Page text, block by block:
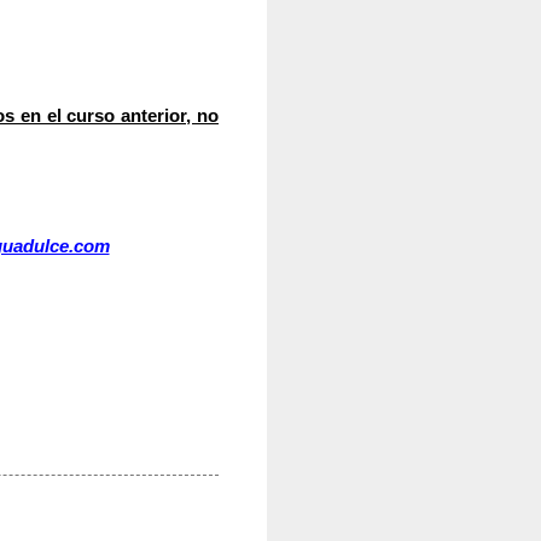
en el curso anterior, no